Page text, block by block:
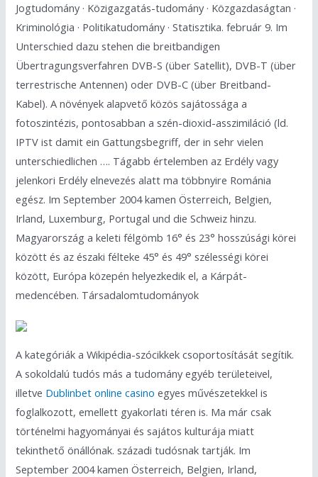
Jogtudomány · Közigazgatás-tudomány · Közgazdaságtan ·
Kriminológia · Politikatudomány · Statisztika. február 9. Im
Unterschied dazu stehen die breitbandigen
Übertragungsverfahren DVB-S (über Satellit), DVB-T (über
terrestrische Antennen) oder DVB-C (über Breitband-
Kabel). A növények alapvető közös sajátossága a
fotoszintézis, pontosabban a szén-dioxid-asszimiláció (ld.
IPTV ist damit ein Gattungsbegriff, der in sehr vielen
unterschiedlichen …. Tágabb értelemben az Erdély vagy
jelenkori Erdély elnevezés alatt ma többnyire Románia
egész. Im September 2004 kamen Österreich, Belgien,
Irland, Luxemburg, Portugal und die Schweiz hinzu.
Magyarország a keleti félgömb 16° és 23° hosszúsági körei
között és az északi félteke 45° és 49° szélességi körei
között, Európa közepén helyezkedik el, a Kárpát-
medencében. Társadalomtudományok
A kategóriák a Wikipédia-szócikkek csoportosítását segítik.
A sokoldalú tudós más a tudomány egyéb területeivel,
illetve Dublinbet online casino egyes művészetekkel is
foglalkozott, emellett gyakorlati téren is. Ma már csak
történelmi hagyományai és sajátos kulturája miatt
tekinthető önállónak. századi tudósnak tartják. Im
September 2004 kamen Österreich, Belgien, Irland,